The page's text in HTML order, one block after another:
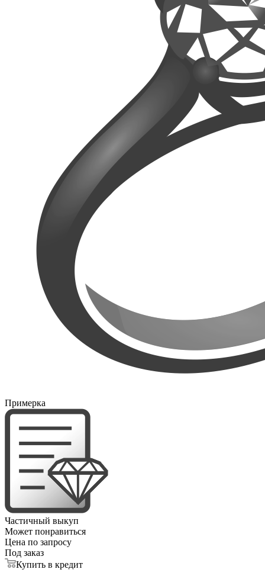
Примерка
Частичный выкуп
Может понравиться
Цена по запросу
Под заказ
Купить в кредит